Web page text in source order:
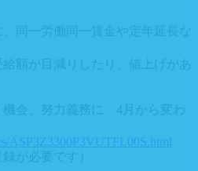
同一労働同一賃金や定年延長な
額が目減りしたり、値上げがあ
機会、努力義務に 4月から変わ
ASP3Z3300P3VUTFL00S.html
が必要です）